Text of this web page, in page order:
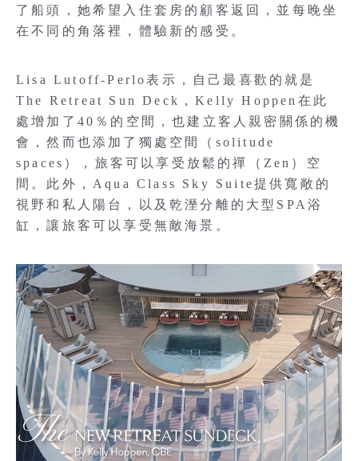
了船頭，她希望入住套房的顧客返回，並每晚坐
在不同的角落裡，體驗新的感受。
Lisa Lutoff-Perlo表示，自己最喜歡的就是
The Retreat Sun Deck，Kelly Hoppen在此
處增加了40％的空間，也建立客人親密關係的機
會，然而也添加了獨處空間（solitude
spaces），旅客可以享受放鬆的禪（Zen）空
間。此外，Aqua Class Sky Suite提供寬敞的
視野和私人陽台，以及乾溼分離的大型SPA浴
缸，讓旅客可以享受無敵海景。